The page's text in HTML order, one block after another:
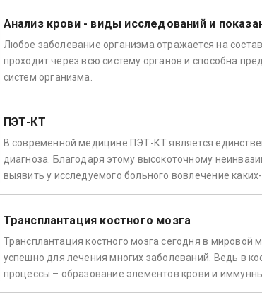
Анализ крови - виды исследований и
Любое заболевание организма отражается на
проходит через всю систему органов и способна
систем организма.
ПЭТ-КТ
В современной медицине ПЭТ-КТ является
диагноза. Благодаря этому высокоточному
выявить у исследуемого больного вовлечение
Трансплантация костного мозга
Трансплантация костного мозга сегодня в
успешно для лечения многих заболеваний. Ведь в
процессы – образование элементов крови и